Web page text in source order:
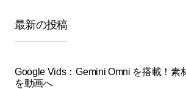
最新の投稿
Google Vids：Gemini Omni を搭載！素
を動画へ